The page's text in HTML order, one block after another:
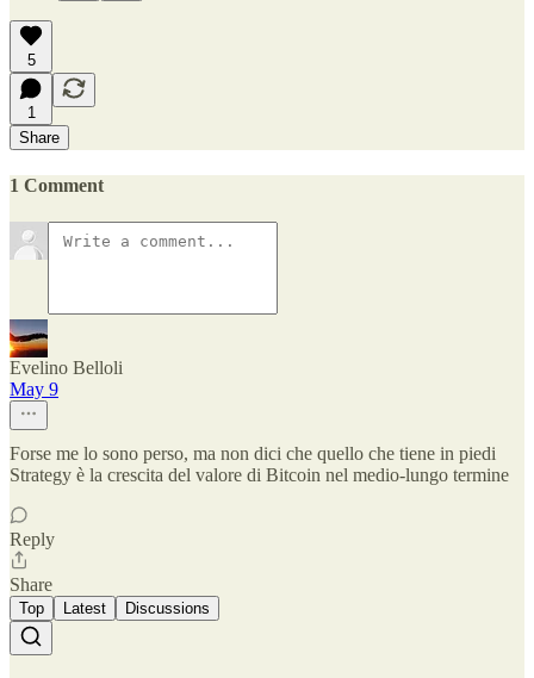
5
1
Share
1 Comment
Evelino Belloli
May 9
Forse me lo sono perso, ma non dici che quello che tiene in piedi
Strategy è la crescita del valore di Bitcoin nel medio-lungo termine
Reply
Share
Top Latest Discussions